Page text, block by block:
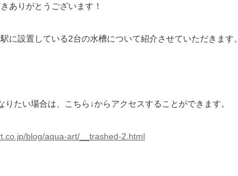
ありがとうございます！
に設置している2台の水槽について紹介させていただきます。
りたい場合は、こちら↓からアクセスすることができます。
blog/aqua-art/__trashed-2.html